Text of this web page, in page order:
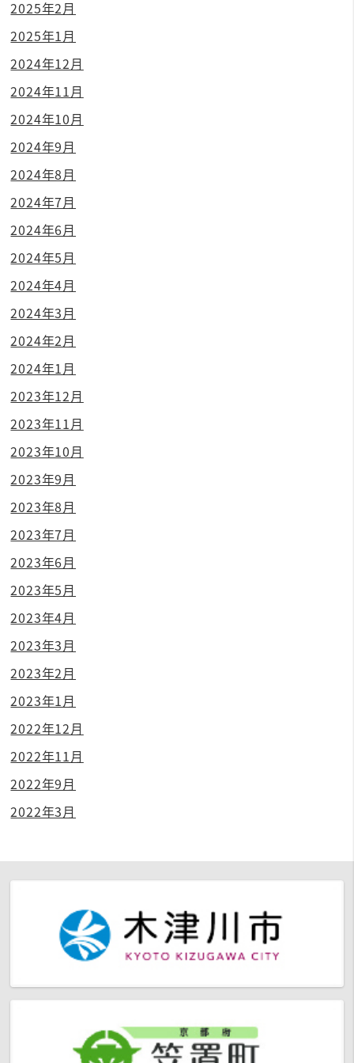
2025年2月
2025年1月
2024年12月
2024年11月
2024年10月
2024年9月
2024年8月
2024年7月
2024年6月
2024年5月
2024年4月
2024年3月
2024年2月
2024年1月
2023年12月
2023年11月
2023年10月
2023年9月
2023年8月
2023年7月
2023年6月
2023年5月
2023年4月
2023年3月
2023年2月
2023年1月
2022年12月
2022年11月
2022年9月
2022年3月